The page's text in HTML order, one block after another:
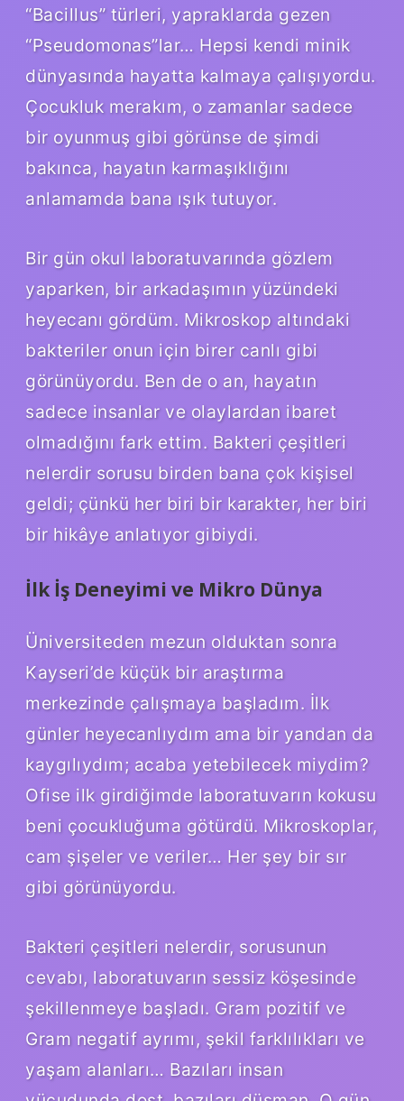
“Bacillus” türleri, yapraklarda gezen
“Pseudomonas”lar… Hepsi kendi minik
dünyasında hayatta kalmaya çalışıyordu.
Çocukluk merakım, o zamanlar sadece
bir oyunmuş gibi görünse de şimdi
bakınca, hayatın karmaşıklığını
anlamamda bana ışık tutuyor.
Bir gün okul laboratuvarında gözlem
yaparken, bir arkadaşımın yüzündeki
heyecanı gördüm. Mikroskop altındaki
bakteriler onun için birer canlı gibi
görünüyordu. Ben de o an, hayatın
sadece insanlar ve olaylardan ibaret
olmadığını fark ettim. Bakteri çeşitleri
nelerdir sorusu birden bana çok kişisel
geldi; çünkü her biri bir karakter, her biri
bir hikâye anlatıyor gibiydi.
İlk İş Deneyimi ve Mikro Dünya
Üniversiteden mezun olduktan sonra
Kayseri’de küçük bir araştırma
merkezinde çalışmaya başladım. İlk
günler heyecanlıydım ama bir yandan da
kaygılıydım; acaba yetebilecek miydim?
Ofise ilk girdiğimde laboratuvarın kokusu
beni çocukluğuma götürdü. Mikroskoplar,
cam şişeler ve veriler… Her şey bir sır
gibi görünüyordu.
Bakteri çeşitleri nelerdir, sorusunun
cevabı, laboratuvarın sessiz köşesinde
şekillenmeye başladı. Gram pozitif ve
Gram negatif ayrımı, şekil farklılıkları ve
yaşam alanları… Bazıları insan